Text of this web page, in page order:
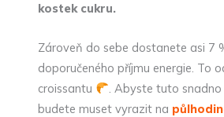
kostek cukru.
Zároveň do sebe dostanete asi 7
doporučeného příjmu energie. To
croissantu
. Abyste tuto
budete muset vyrazit na